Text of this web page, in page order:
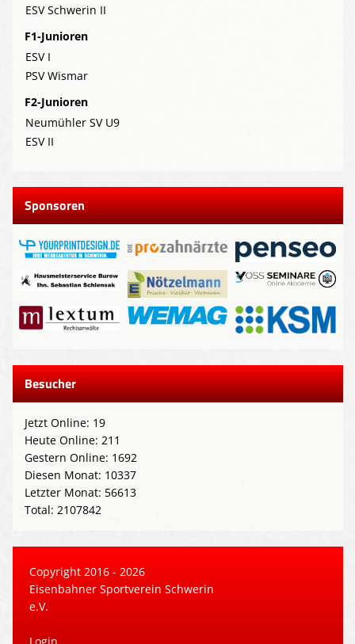
ESV Schwerin II
F1-Junioren
ESV I
PSV Wismar
F2-Junioren
Neumühler SV U9
ESV II
Sponsoren
Besucher
Jetzt Online: 19
Heute Online: 211
Gestern Online: 1692
Diesen Monat: 10337
Letzter Monat: 56613
Total: 2107842
Copyright 2016 - 2026
Eisenbahner Sportverein Schwerin
e.V.